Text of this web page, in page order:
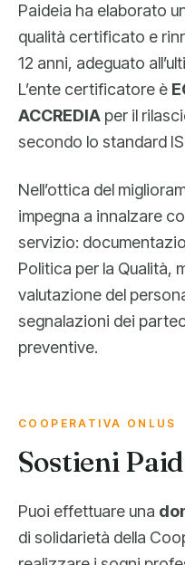
Paideia ha elaborato
qualità certificato e
12 anni, adeguato
L’ente certificatore è
ACCREDIA per il
secondo lo standard
Nell’ottica del
impegna a innalzare
servizio:
Politica per la Qualità,
valutazione del
segnalazioni dei
preventive.
COOPERATIVA ONLUS
Sostieni
Puoi effettuare una
di solidarietà della